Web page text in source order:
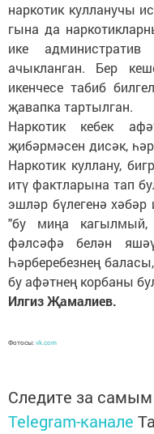
наркотик кулланучы
гына да
ике
ачыкланган. Бер
икенчесе табиб
җавапка тартылган.
Наркотик кебек
җибәрмәсен дисәк,
Наркотик куллану,
итү фактларына тап
эшләр бүлегенә хәбәр
"бу миңа
фәлсәфә белән
Һәрберебезнең
бу афәтнең корбаны
Илгиз Җамалиев.
Фотосы: vk.com
Следите за
Telegram-канале